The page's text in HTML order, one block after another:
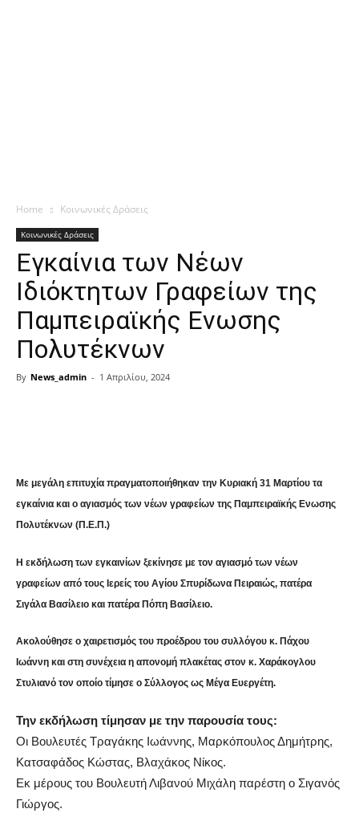
Home Κοινωνικές Δράσεις
Κοινωνικές Δράσεις
Εγκαίνια των Νέων
Ιδιόκτητων Γραφείων της
Παμπειραϊκής Ενωσης
Πολυτέκνων
By News_admin - 1 Απριλίου, 2024
Με μεγάλη επιτυχία πραγματοποιήθηκαν την Κυριακή 31 Μαρτίου τα
εγκαίνια και ο αγιασμός των νέων γραφείων της Παμπειραϊκής Ενωσης
Πολυτέκνων (Π.Ε.Π.)
Η εκδήλωση των εγκαινίων ξεκίνησε με τον αγιασμό των νέων
γραφείων από τους Ιερείς του Αγίου Σπυρίδωνα Πειραιώς, πατέρα
Σιγάλα Βασίλειο και πατέρα Πόπη Βασίλειο.
Ακολούθησε ο χαιρετισμός του προέδρου του συλλόγου κ. Πάχου
Ιωάννη και στη συνέχεια η απονομή πλακέτας στον κ. Χαράκογλου
Στυλιανό τον οποίο τίμησε ο Σύλλογος ως Μέγα Ευεργέτη.
Την εκδήλωση τίμησαν με την παρουσία τους:
Οι Βουλευτές Τραγάκης Ιωάννης, Μαρκόπουλος Δημήτρης,
Κατσαφάδος Κώστας, Βλαχάκος Νίκος.
Εκ μέρους του Βουλευτή Λιβανού Μιχάλη παρέστη ο Σιγανός
Γιώργος.